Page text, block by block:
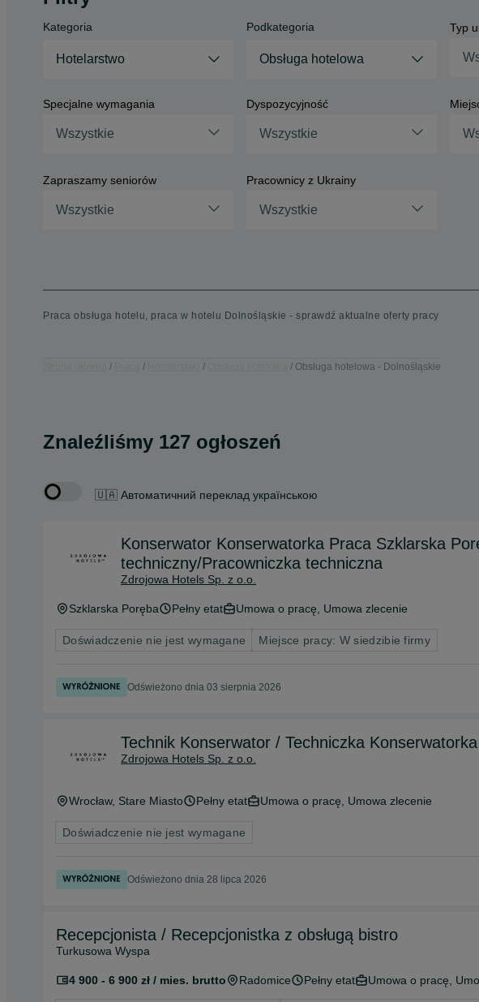
Kategoria
Hotelarstwo
Podkategoria
Obsługa hotelowa
Typ
Specjalne wymagania
Wszystkie
Dyspozycyjność
Wszystkie
Zapraszamy seniorów
Wszystkie
Pracownicy z Ukrainy
Wszystkie
Praca obsługa hotelu, praca w hotelu Dolnośląskie - sprawdź aktualne oferty pracy
Obsługa hotelowa - Dolnośląskie
Znaleźliśmy 127 ogłoszeń
🇺🇦 Автоматичний переклад українською
Konserwator Konserwatorka Praca Szklarska
techniczny/Pracowniczka techniczna
Zdrojowa Hotels Sp. z o.o.
Szklarska Poręba Pełny etat Umowa o pracę, Umowa zlecenie
Doświadczenie nie jest wymagane Miejsce pracy: W siedzibie firmy
Odświeżono dnia 03 sierpnia 2026
Technik Konserwator / Techniczka
Zdrojowa Hotels Sp. z o.o.
Wrocław, Stare Miasto Pełny etat Umowa o pracę, Umowa zlecenie
Doświadczenie nie jest wymagane
Odświeżono dnia 28 lipca 2026
Recepcjonista / Recepcjonistka z obsługą bistro
Turkusowa Wyspa
4 900 - 6 900 zł / mies. brutto Radomice Pełny etat Umowa o pracę,